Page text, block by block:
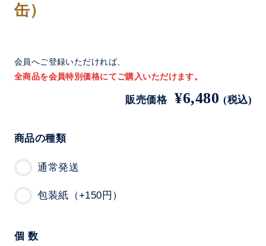
缶）
会員へご登録いただければ、
全商品を会員特別価格にてご購入いただけます。
販売価格 ¥6,480(税込)
商品の種類
通常発送
包装紙（+150円）
個 数